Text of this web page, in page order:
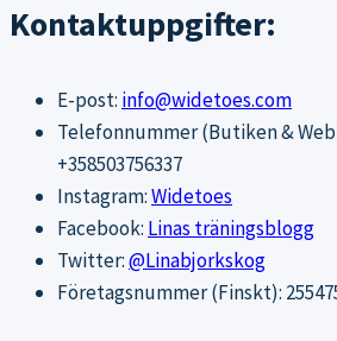
Kontaktuppgifter:
E-post: info@widetoes.com
Telefonnummer (Butiken &
+358503756337
Instagram:Widetoes
Facebook: Linas träningsblogg
Twitter:@Linabjorkskog
Företagsnummer (Finskt):